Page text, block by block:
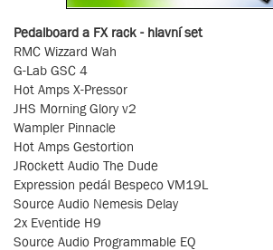
Pedalboard a FX rack - hlavní set
RMC Wizzard Wah
G-Lab GSC 4
Hot Amps X-Pressor
JHS Morning Glory v2
Wampler Pinnacle
Hot Amps Gestortion
JRockett Audio The Dude
Expression pedál Bespeco VM19L
Source Audio Nemesis Delay
2x Eventide H9
Source Audio Programmable EQ